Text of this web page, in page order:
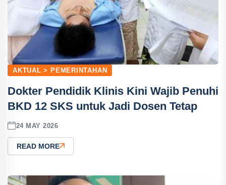
AKTUAL > PEMERINTAHAN
Dokter Pendidik Klinis Kini Wajib Penuhi
BKD 12 SKS untuk Jadi Dosen Tetap
24 MAY 2026
READ MORE